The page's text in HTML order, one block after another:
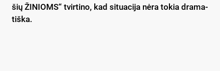
šių ŽI­NIOMS“ tvir­ti­no, kad si­tua­ci­ja nė­ra to­kia dra­ma­
tiš­ka.